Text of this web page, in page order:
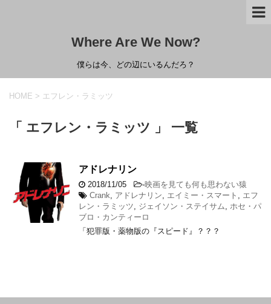
Where Are We Now?
僕らは今、どの辺にいるんだろ？
HOME > エフレン・ラミッツ
「 エフレン・ラミッツ 」 一覧
アドレナリン
2018/11/05 -映画を見ても何も思わない猿
Crank
アドレナリン エイミー・スマート
エフ
レン・ラミッツ
ジェイソン・ステイサム
ホセ・パ
ブロ・カンティーロ
「犯罪版・薬物版の『スピード』？？？